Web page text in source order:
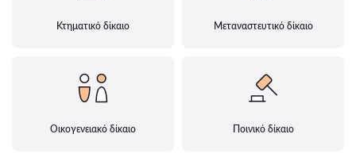
Κτηματικό δίκαιο Μεταναστευτικό δίκαιο
Οικογενειακό δίκαιο Ποινικό δίκαιο